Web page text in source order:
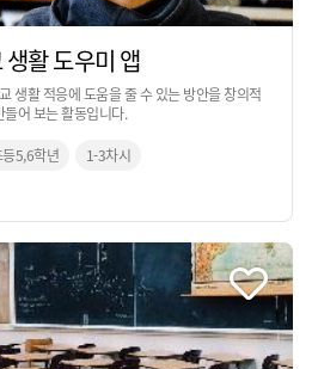
활 도우미 앱
생활 적응에 도움을 줄 수 있는 방안을 창의적
어 보는 활동입니다.
5,6학년 1-3차시